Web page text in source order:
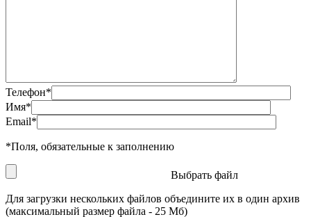
Телефон*
Имя*
Email*
*Поля, обязательные к заполнению
Выбрать файл
Для загрузки нескольких файлов объедините их в один архив
(максимальный размер файла - 25 Мб)